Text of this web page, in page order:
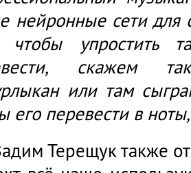
нейронные сети для
чтобы упростить
скажем
или там
его перевести в
Терещук также